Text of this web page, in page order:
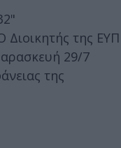
Διοικητής της ΕΥΠ
29/7
της